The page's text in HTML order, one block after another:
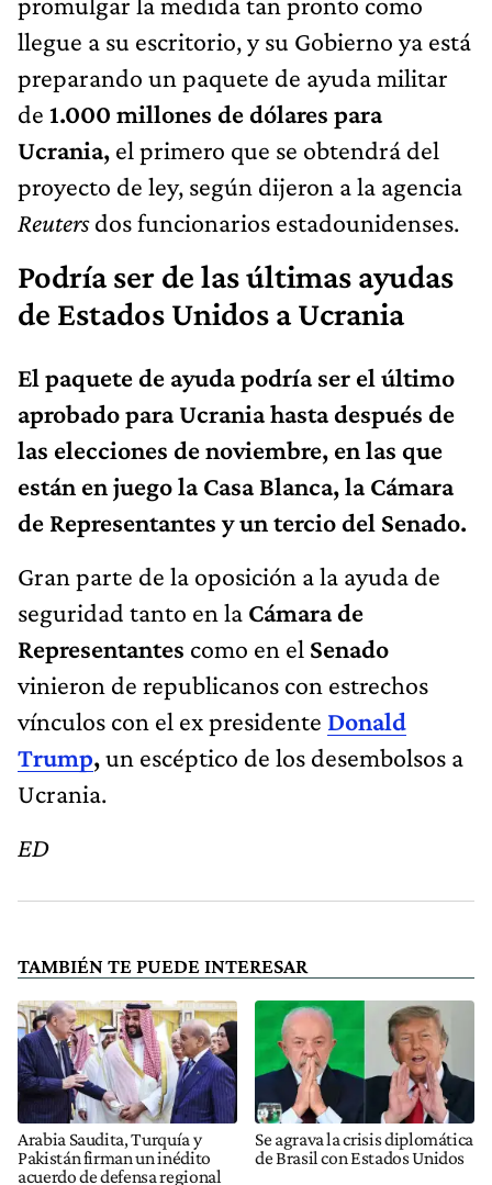
llegue a su escritorio, y su Gobierno ya está
preparando un paquete de ayuda militar
de 1.000 millones de dólares para
Ucrania, el primero que se obtendrá del
proyecto de ley, según dijeron a la agencia
Reutersdos funcionarios estadounidenses.
Podría ser de las últimas ayudas
de Estados Unidos a Ucrania
El paquete de ayuda podría ser el último
aprobado para Ucrania hasta después de
las elecciones de noviembre, en las que
están en juego la Casa Blanca, la Cámara
de Representantes y un tercio del Senado.
Gran parte de la oposición a la ayuda de
seguridad tanto en la Cámara de
Representantes como en el Senado
vinieron de republicanos con estrechos
vínculos con el ex presidente Donald
Trump,un escéptico de los desembolsos a
Ucrania.
ED
TAMBIÉN TE PUEDE INTERESAR
Arabia Saudita, Turquía y
Pakistán firman un inédito
acuerdo de defensa regional
Se agrava la crisis diplomática
de Brasil con Estados Unidos